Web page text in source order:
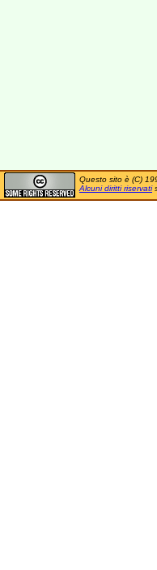
Questo sito è (C)
Alcuni diritti riservati